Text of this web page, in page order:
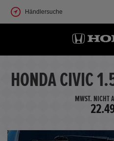
Händlersuche
HONDA CIVIC
MWST. NICHT